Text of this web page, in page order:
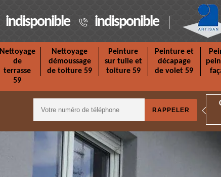
indisponible indisponible
Nettoyage
de
terrasse
59
Nettoyage
démoussage
de toiture 59
Peinture
sur tuile et
toiture 59
Peinture et
décapage
de volet 59